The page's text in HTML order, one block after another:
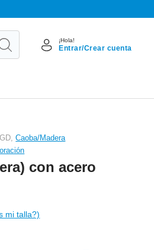
¡Hola!
Entrar/Crear cuenta
Caoba/Madera
con acero
mi talla?)